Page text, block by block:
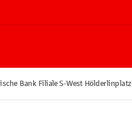
Bank Filiale S-West Hölderlinplatz